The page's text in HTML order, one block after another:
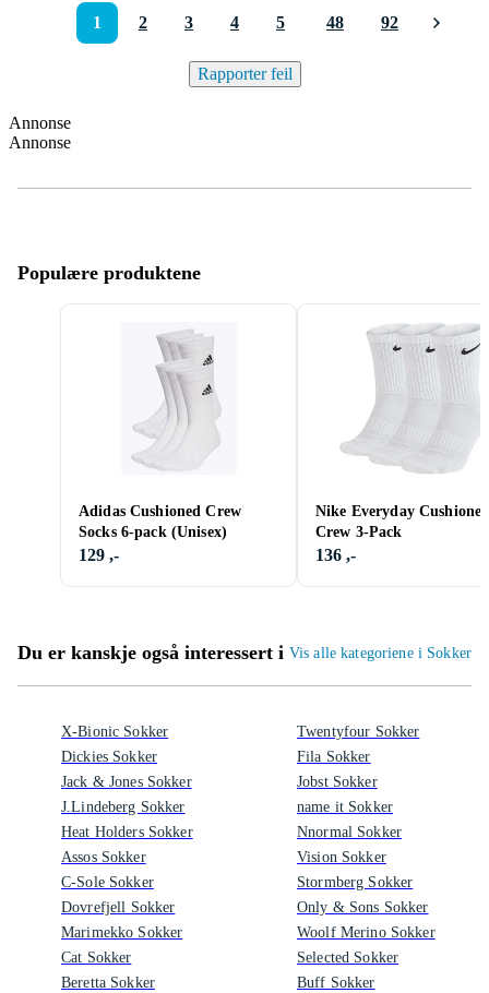
1 2 3 4 5 48 92
Rapporter feil
Annonse
Annonse
Populære produktene
Adidas Cushioned Crew
Socks 6-pack (Unisex)
129 ,-
Nike Everyday
Crew 3-Pack
136 ,-
Du er kanskje også interessert i Vis alle kategoriene i Sokker
X-Bionic Sokker
Dickies Sokker
Jack & Jones Sokker
J.Lindeberg Sokker
Heat Holders Sokker
Assos Sokker
C-Sole Sokker
Dovrefjell Sokker
Marimekko Sokker
Cat Sokker
Beretta Sokker
Twentyfour Sokker
Fila Sokker
Jobst Sokker
name it Sokker
Nnormal Sokker
Vision Sokker
Stormberg Sokker
Only & Sons Sokker
Woolf Merino Sokker
Selected Sokker
Buff Sokker